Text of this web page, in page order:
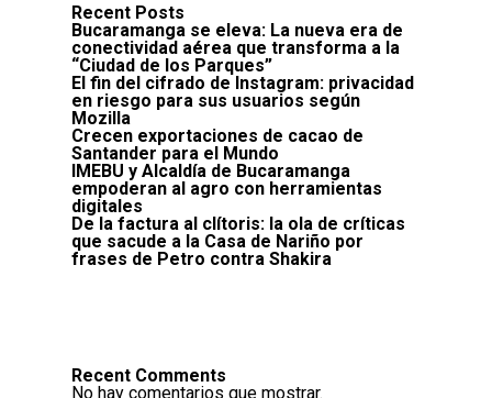
Recent Posts
Bucaramanga se eleva: La nueva era de
conectividad aérea que transforma a la
“Ciudad de los Parques”
El fin del cifrado de Instagram: privacidad
en riesgo para sus usuarios según
Mozilla
Crecen exportaciones de cacao de
Santander para el Mundo
IMEBU y Alcaldía de Bucaramanga
empoderan al agro con herramientas
digitales
De la factura al clítoris: la ola de críticas
que sacude a la Casa de Nariño por
frases de Petro contra Shakira
Recent Comments
No hay comentarios que mostrar.